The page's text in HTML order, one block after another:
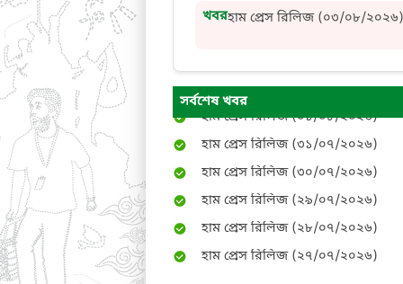
খবরহাম প্রেস রিলিজ (০৩/০৮/২০২৬)
সর্বশেষ খবর
হাম প্রেস রিলিজ (০৪/০৮/২০২৬)
হাম প্রেস রিলিজ (০১/০৮/২০২৬)
হাম প্রেস রিলিজ (৩১/০৭/২০২৬)
হাম প্রেস রিলিজ (৩০/০৭/২০২৬)
হাম প্রেস রিলিজ (২৯/০৭/২০২৬)
হাম প্রেস রিলিজ (২৮/০৭/২০২৬)
হাম প্রেস রিলিজ (২৭/০৭/২০২৬)
হাম প্রেস রিলিজ (২৬/০৭/২০২৬)